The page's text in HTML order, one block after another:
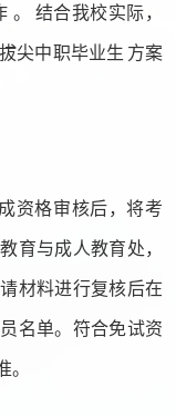
。 结合我校实际，
尖中职毕业生 方案
资格审核后，将考
育与成人教育处，
材料进行复核后在
名单。符合免试资
。